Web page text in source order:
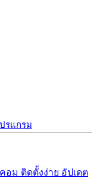
รแกรม
อม ติดตั้งง่าย อัปเดต